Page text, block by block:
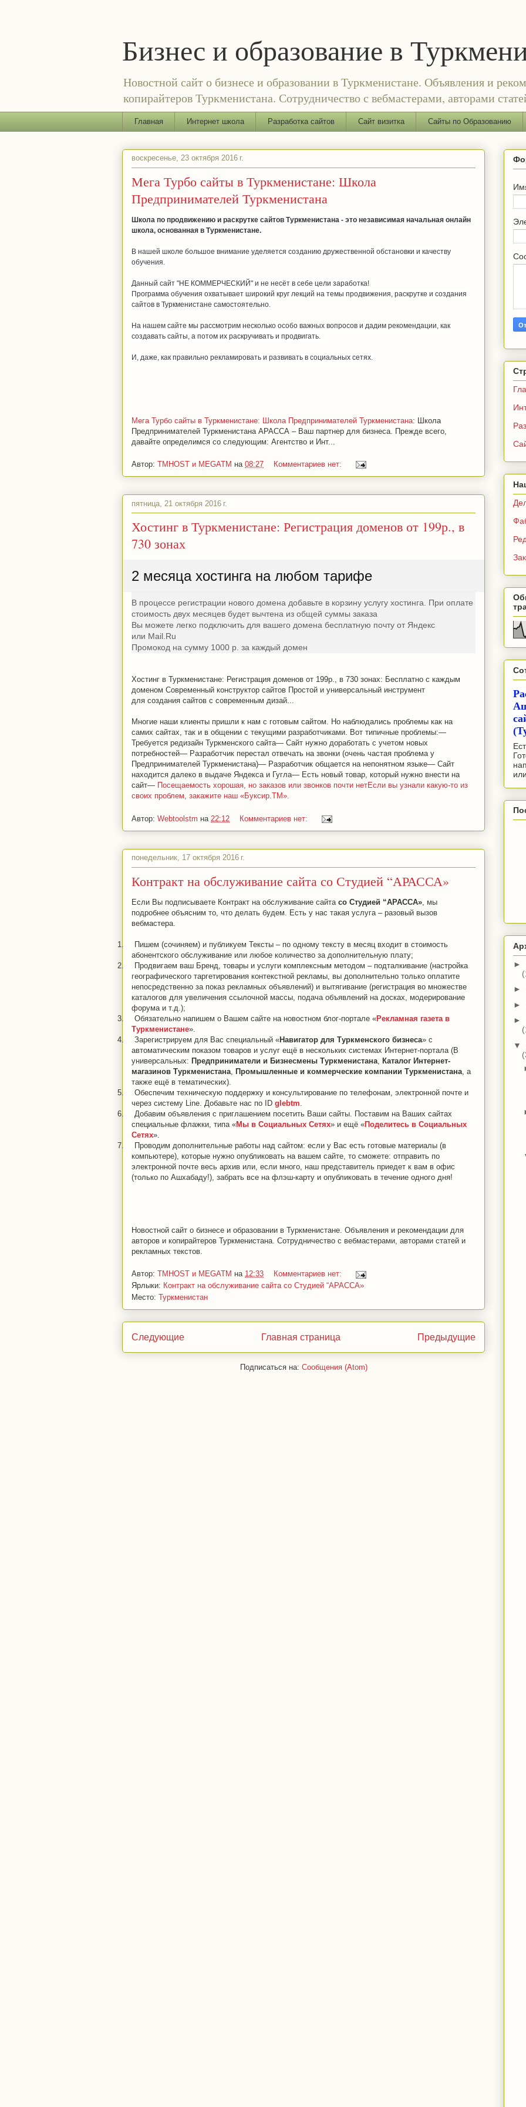
Бизнес и образование в
Новостной сайт о бизнесе и образовании в Туркменистане. Объявления и
копирайтеров Туркменистана. Сотрудничество с вебмастерами, авторами
Главная Интернет школа Разработка сайтов Сайт визитка Сайты по Образованию
воскресенье, 23 октября 2016 г.
Мега Турбо сайты в Туркменистане: Школа
Предпринимателей Туркменистана
Школа по продвижению и раскрутке сайтов Туркменистана - это независимая начальная онлайн
школа, основанная в Туркменистане.
В нашей школе большое внимание уделяется созданию дружественной обстановки и качеству
обучения.
Данный сайт "НЕ КОММЕРЧЕСКИЙ" и не несёт в себе цели заработка!
Программа обучения охватывает широкий круг лекций на темы продвижения, раскрутке и создания
сайтов в Туркменистане самостоятельно.
На нашем сайте мы рассмотрим несколько особо важных вопросов и дадим рекомендации, как
создавать сайты, а потом их раскручивать и продвигать.
И, даже, как правильно рекламировать и развивать в социальных сетях.
Мега Турбо сайты в Туркменистане: Школа Предпринимателей Туркменистана: Школа
Предпринимателей Туркменистана АРАССА – Ваш партнер для бизнеса. Прежде всего,
давайте определимся со следующим: Агентство и Инт...
Автор: TMHOST и MEGATM на 08:27 Комментариев нет:
пятница, 21 октября 2016 г.
Хостинг в Туркменистане: Регистрация доменов от 199р., в
730 зонах
2 месяца хостинга на любом тарифе
В процессе регистрации нового домена добавьте в корзину услугу хостинга. При оплате
стоимость двух месяцев будет вычтена из общей суммы заказа
Вы можете легко подключить для вашего домена бесплатную почту от Яндекс
или Mail.Ru
Промокод на сумму 1000 р. за каждый домен
Хостинг в Туркменистане: Регистрация доменов от 199р., в 730 зонах: Бесплатно с каждым
доменом Современный конструктор сайтов Простой и универсальный инструмент
для создания сайтов с современным дизай...
Многие наши клиенты пришли к нам с готовым сайтом. Но наблюдались проблемы как на
самих сайтах, так и в общении с текущими разработчиками. Вот типичные проблемы:—
Требуется редизайн Туркменского сайта— Сайт нужно доработать с учетом новых
потребностей— Разработчик перестал отвечать на звонки (очень частая проблема у
Предпринимателей Туркменистана)— Разработчик общается на непонятном языке— Сайт
находится далеко в выдаче Яндекса и Гугла— Есть новый товар, который нужно внести на
сайт— Посещаемость хорошая, но заказов или звонков почти нетЕсли вы узнали какую-то из
своих проблем, закажите наш «Буксир.ТМ».
Автор: Webtoolstm на 22:12 Комментариев нет:
понедельник, 17 октября 2016 г.
Контракт на обслуживание сайта со Студией “АРАССА»
Если Вы подписываете Контракт на обслуживание сайта со Студией “АРАССА» , мы
подробнее объясним то, что делать будем. Есть у нас такая услуга – разовый вызов
вебмастера.
1.
Пишем (сочиняем) и публикуем Тексты – по одному тексту в месяц входит в стоимость
абонентского обслуживание или любое количество за дополнительную плату;
2.
Продвигаем ваш Бренд, товары и услуги комплексным методом – подталкивание (настройка
географического таргетирования контекстной рекламы, вы дополнительно только оплатите
непосредственно за показ рекламных объявлений) и вытягивание (регистрация во множестве
каталогов для увеличения ссылочной массы, подача объявлений на досках, модерирование
форума и т.д.);
3.
Обязательно напишем о Вашем сайте на новостном блог-портале «Рекламная газета в
Туркменистане».
4.
Зарегистрируем для Вас специальный «Навигатор для Туркменского бизнеса» с
автоматическим показом товаров и услуг ещё в нескольких системах Интернет-портала (В
универсальных: Предприниматели и Бизнесмены Туркменистана
Каталог Интернет-
магазинов Туркменистана
Промышленные и коммерческие компании Туркменистана , а
также ещё в тематических).
5.
Обеспечим техническую поддержку и консультирование по телефонам, электронной почте и
через систему Line. Добавьте нас по ID glebtm
6.
Добавим объявления с приглашением посетить Ваши сайты. Поставим на Ваших сайтах
специальные флажки, типа «Мы в Социальных Сетях» и ещё «Поделитесь в Социальных
Сетях».
7.
Проводим дополнительные работы над сайтом: если у Вас есть готовые материалы (в
компьютере), которые нужно опубликовать на вашем сайте, то сможете: отправить по
электронной почте весь архив или, если много, наш представитель приедет к вам в офис
(только по Ашхабаду!), забрать все на флэш-карту и опубликовать в течение одного дня!
Новостной сайт о бизнесе и образовании в Туркменистане. Объявления и рекомендации для
авторов и копирайтеров Туркменистана. Сотрудничество с вебмастерами, авторами статей и
рекламных текстов.
Автор: TMHOST и MEGATM на 12:33
Комментариев нет:
Ярлыки: Контракт на обслуживание сайта со Студией “АРАССА»
Место: Туркменистан
Следующие Предыдущие
Главная страница
Подписаться на: Сообщения (Atom)
►
►
►
►
▼